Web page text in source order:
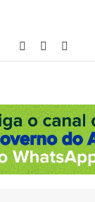
Facebook
YouTube